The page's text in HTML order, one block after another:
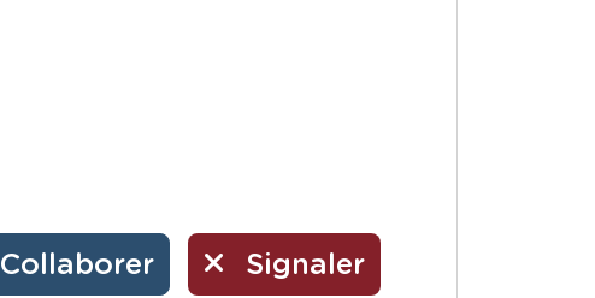
Collaborer Signaler